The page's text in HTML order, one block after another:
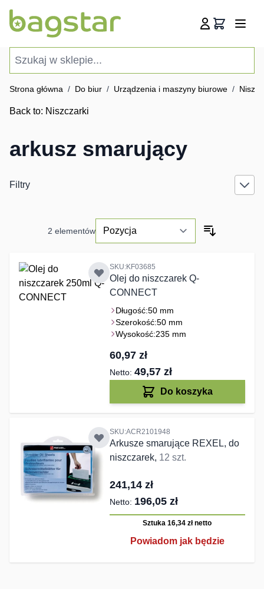
Koszyk
Strona główna / Do biur / Urządzenia i maszyny biurowe /
Back to: Niszczarki
arkusz smarujący
Filtry
2 elementów
SKU:KF03685
Olej do niszczarek Q-
CONNECT
Długość:50 mm
Szerokość:50 mm
Wysokość:235 mm
60,97 zł
49,57 zł
Do koszyka
SKU:ACR2101948
Arkusze smarujące REXEL, do
niszczarek, 12 szt.
241,14 zł
196,05 zł
Sztuka 16,34 złnetto
Powiadom jak będzie